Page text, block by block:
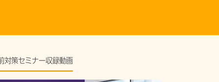
対策セミナー収録動画